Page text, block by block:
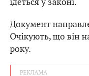
Документ
Очікують, що він
року.